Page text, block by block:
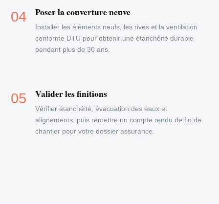
Poser la couverture neuve
Installer les éléments neufs, les rives et la ventilation
conforme DTU pour obtenir une étanchéité durable
pendant plus de 30 ans.
Valider les finitions
Vérifier étanchéité, évacuation des eaux et
alignements, puis remettre un compte rendu de fin de
chantier pour votre dossier assurance.